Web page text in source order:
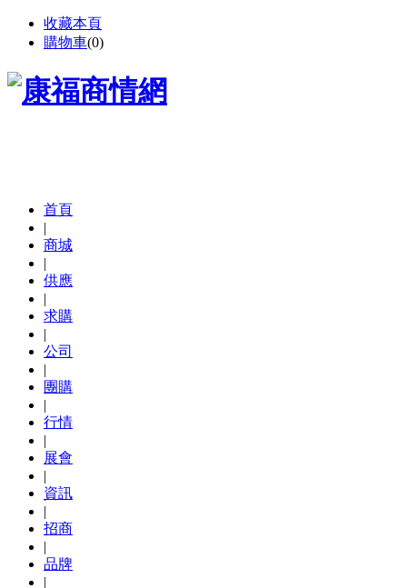
收藏本頁
購物車(0)
首頁
|
商城
|
供應
|
求購
|
公司
|
團購
|
行情
|
展會
|
資訊
|
招商
|
品牌
|